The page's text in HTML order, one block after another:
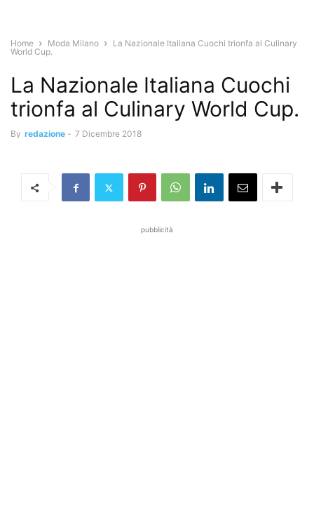
Home Moda Milano
La Nazionale Italiana Cuochi trionfa al Culinary
World Cup.
La Nazionale Italiana Cuochi
trionfa al Culinary World Cup.
By redazione - 7 Dicembre 2018
pubblicità